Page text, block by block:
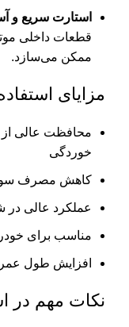
استارت سریع و
قطعات داخلی
ممکن می‌سازد.
مزایای
محافظت عالی از
خوردگی
کاهش مصرف
عملکرد عالی در
مناسب برای
افزایش طول عمر
نکات مهم در